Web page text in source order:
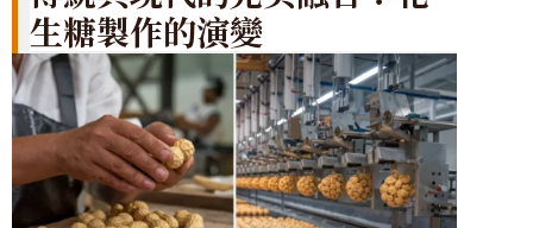
生糖製作的演變